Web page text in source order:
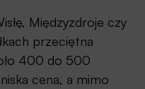
Międzyzdroje czy
przeciętna
400 do 500
cena, a mimo